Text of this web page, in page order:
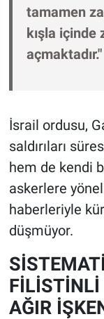
tamamen
kışla içinde
açmaktadır."
İsrail ordusu,
saldırıları
hem de kendi
askerlere
haberleriyle
düşmüyor.
FİLİSTİNLİ
AĞIR